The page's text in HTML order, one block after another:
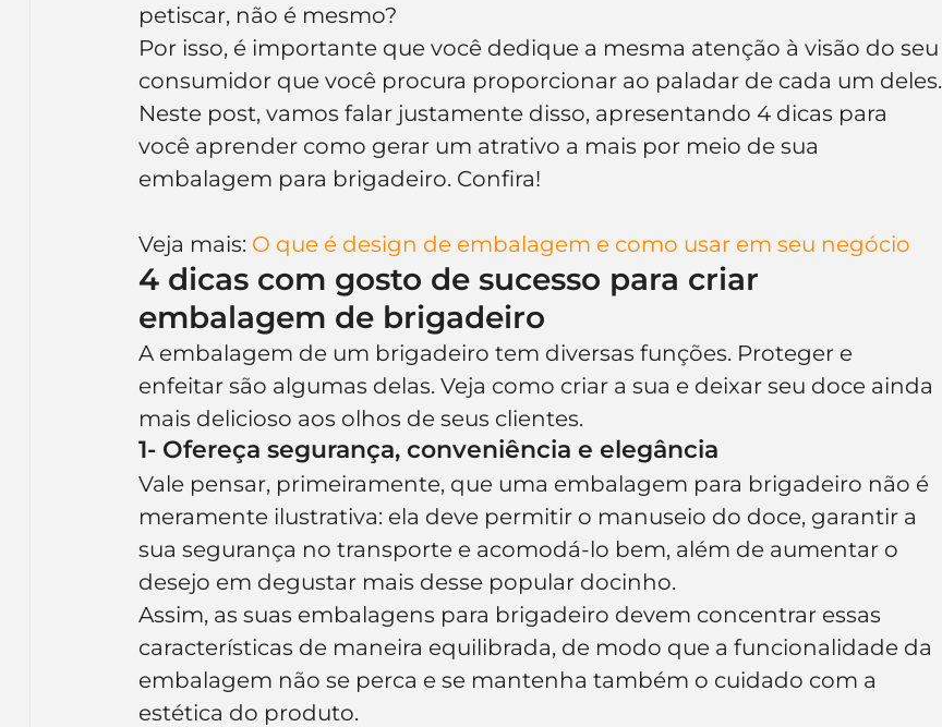
petiscar, não é mesmo?
Por isso, é importante que você dedique a mesma atenção à visão do seu
consumidor que você procura proporcionar ao paladar de cada um deles.
Neste post, vamos falar justamente disso, apresentando 4 dicas para
você aprender como gerar um atrativo a mais por meio de sua
embalagem para brigadeiro. Confira!
Veja mais: O que é design de embalagem e como usar em seu negócio
4 dicas com gosto de sucesso para criar
embalagem de brigadeiro
A embalagem de um brigadeiro tem diversas funções. Proteger e
enfeitar são algumas delas. Veja como criar a sua e deixar seu doce ainda
mais delicioso aos olhos de seus clientes.
1- Ofereça segurança, conveniência e elegância
Vale pensar, primeiramente, que uma embalagem para brigadeiro não é
meramente ilustrativa: ela deve permitir o manuseio do doce, garantir a
sua segurança no transporte e acomodá-lo bem, além de aumentar o
desejo em degustar mais desse popular docinho.
Assim, as suas embalagens para brigadeiro devem concentrar essas
características de maneira equilibrada, de modo que a funcionalidade da
embalagem não se perca e se mantenha também o cuidado com a
estética do produto.